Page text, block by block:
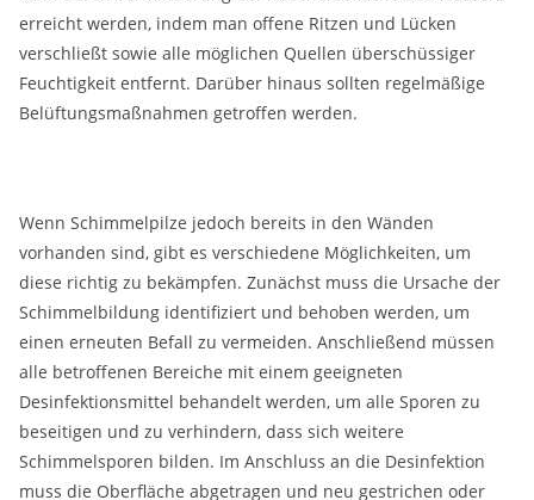
erreicht werden, indem man offene Ritzen und Lücken
verschließt sowie alle möglichen Quellen überschüssiger
Feuchtigkeit entfernt. Darüber hinaus sollten regelmäßige
Belüftungsmaßnahmen getroffen werden.
Wenn Schimmelpilze jedoch bereits in den Wänden
vorhanden sind, gibt es verschiedene Möglichkeiten, um
diese richtig zu bekämpfen. Zunächst muss die Ursache der
Schimmelbildung identifiziert und behoben werden, um
einen erneuten Befall zu vermeiden. Anschließend müssen
alle betroffenen Bereiche mit einem geeigneten
Desinfektionsmittel behandelt werden, um alle Sporen zu
beseitigen und zu verhindern, dass sich weitere
Schimmelsporen bilden. Im Anschluss an die Desinfektion
muss die Oberfläche abgetragen und neu gestrichen oder